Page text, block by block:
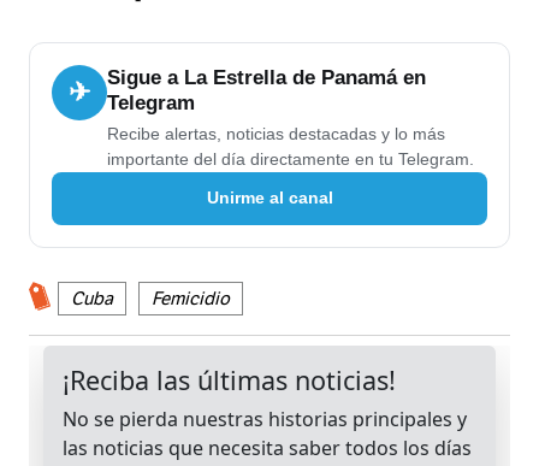
✈
Sigue a La Estrella de Panamá en
Telegram
Recibe alertas, noticias destacadas y lo más
importante del día directamente en tu Telegram.
Unirme al canal
Cuba Femicidio